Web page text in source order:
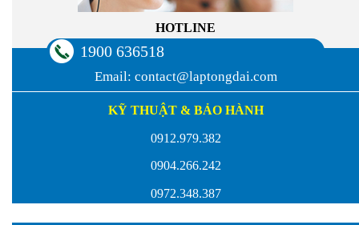
HOTLINE
1900 636518
Email: contact@laptongdai.com
KỸ THUẬT & BẢO HÀNH
0912.979.382
0904.266.242
0972.348.387